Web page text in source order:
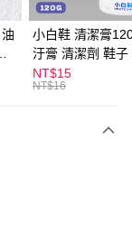
小白鞋 清潔膏
汙膏 清潔劑 鞋子
漬 白皮鞋 鞋油
NT$15
NT$16